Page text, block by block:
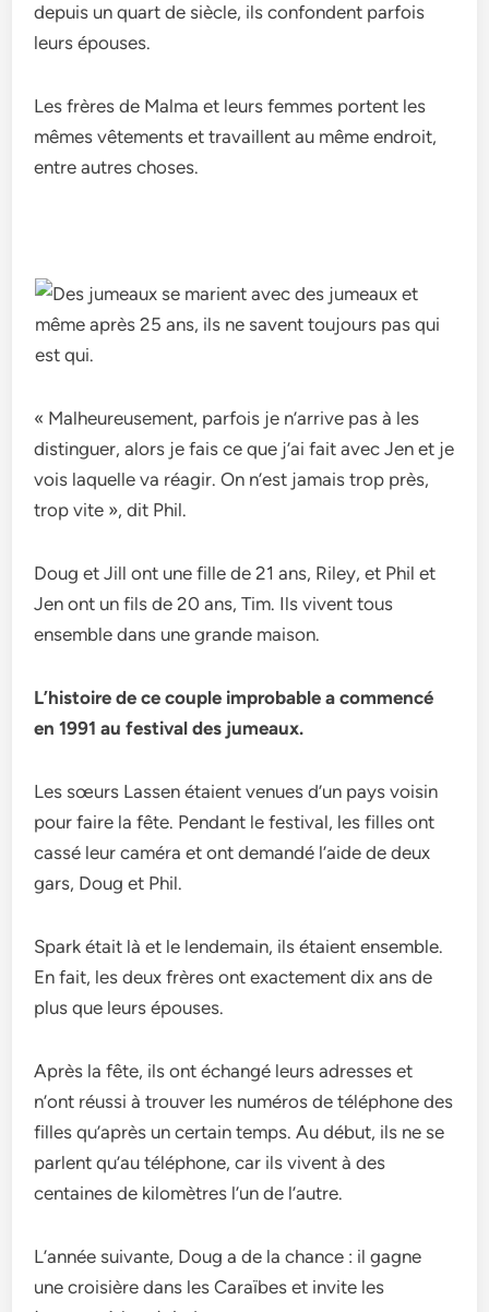
depuis un quart de siècle, ils confondent parfois
leurs épouses.
Les frères de Malma et leurs femmes portent les
mêmes vêtements et travaillent au même endroit,
entre autres choses.
« Malheureusement, parfois je n’arrive pas à les
distinguer, alors je fais ce que j’ai fait avec Jen et je
vois laquelle va réagir. On n’est jamais trop près,
trop vite », dit Phil.
Doug et Jill ont une fille de 21 ans, Riley, et Phil et
Jen ont un fils de 20 ans, Tim. Ils vivent tous
ensemble dans une grande maison.
L’histoire de ce couple improbable a commencé
en 1991 au festival des jumeaux.
Les sœurs Lassen étaient venues d’un pays voisin
pour faire la fête. Pendant le festival, les filles ont
cassé leur caméra et ont demandé l’aide de deux
gars, Doug et Phil.
Spark était là et le lendemain, ils étaient ensemble.
En fait, les deux frères ont exactement dix ans de
plus que leurs épouses.
Après la fête, ils ont échangé leurs adresses et
n’ont réussi à trouver les numéros de téléphone des
filles qu’après un certain temps. Au début, ils ne se
parlent qu’au téléphone, car ils vivent à des
centaines de kilomètres l’un de l’autre.
L’année suivante, Doug a de la chance : il gagne
une croisière dans les Caraïbes et invite les